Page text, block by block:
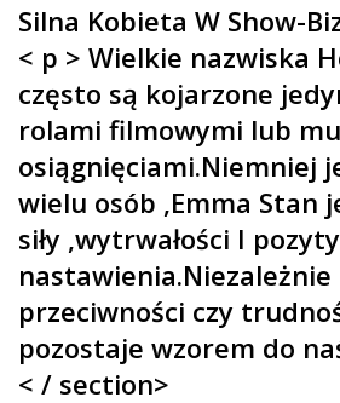
Silna Kobieta W Show-
< p > Wielkie nazwiska
często są kojarzone
rolami filmowymi lub
osiągnięciami.Niemniej
wielu osób ,Emma Stan
siły ,wytrwałości I
nastawienia.Niezależnie
przeciwności czy
pozostaje wzorem do
< / section>